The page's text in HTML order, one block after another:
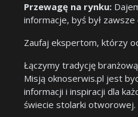
Przewagę na rynku:
informacje, byś był
Zaufaj ekspertom, którzy
Łączymy tradycję
Misją oknoserwis.pl jest
informacji i inspiracji dla
świecie stolarki otworowej.